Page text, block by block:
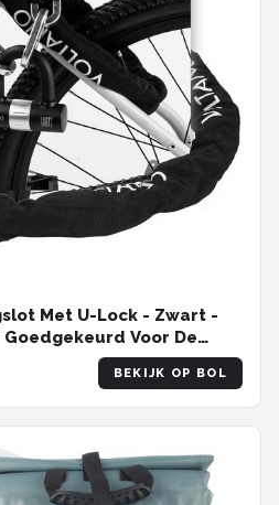
Met U-Lock - Zwart -
Goedgekeurd Voor De
Verzekering -
/ MotorslotBEKIJK OP BOL